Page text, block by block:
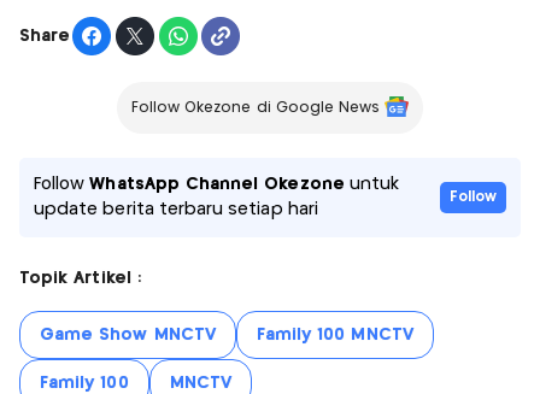
Share
Follow Okezone di Google News
FollowWhatsApp Channel Okezone untuk
update berita terbaru setiap hari
Follow
Topik Artikel :
Game Show MNCTV Family 100 MNCTV
Family 100 MNCTV